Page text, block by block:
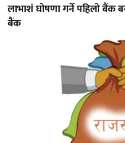
लाभाशं घोषणा गर्ने पहिलो बैंक
बैंक